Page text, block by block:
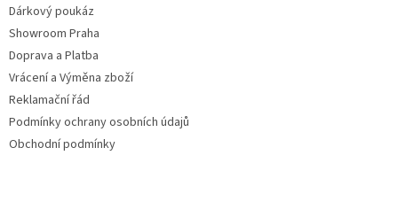
Dárkový poukáz
Showroom Praha
Doprava a Platba
Vrácení a Výměna zboží
Reklamační řád
Podmínky ochrany osobních údajů
Obchodní podmínky